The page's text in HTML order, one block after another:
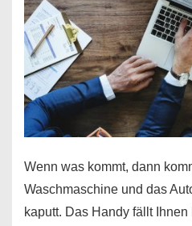
Wenn was kommt, dann
Waschmaschine und das
kaputt. Das Handy fällt